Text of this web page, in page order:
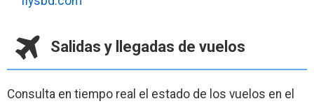
Salidas y llegadas de vuelos
Consulta en tiempo real el estado de los vuelos en el